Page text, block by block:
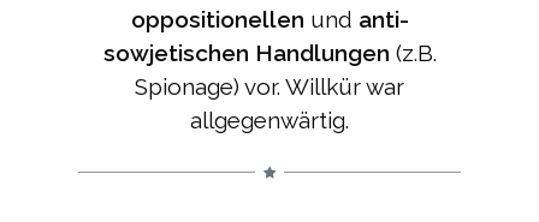
oppositionellen und anti-
sowjetischen Handlungen (z.B.
Spionage) vor. Willkür war
allgegenwärtig.